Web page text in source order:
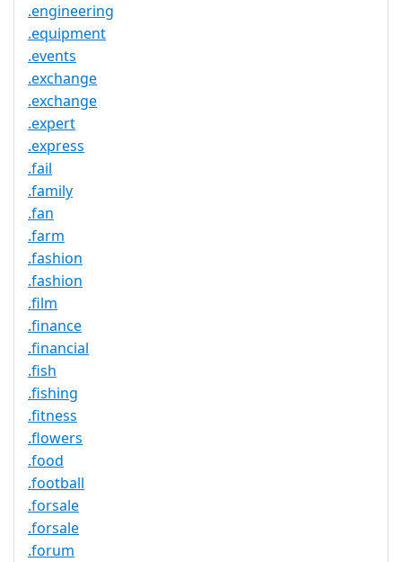
.engineering
.equipment
.events
.exchange
.exchange
.expert
.express
.fail
.family
.fan
.farm
.fashion
.fashion
.film
.finance
.financial
.fish
.fishing
.fitness
.flowers
.food
.football
.forsale
.forsale
.forum